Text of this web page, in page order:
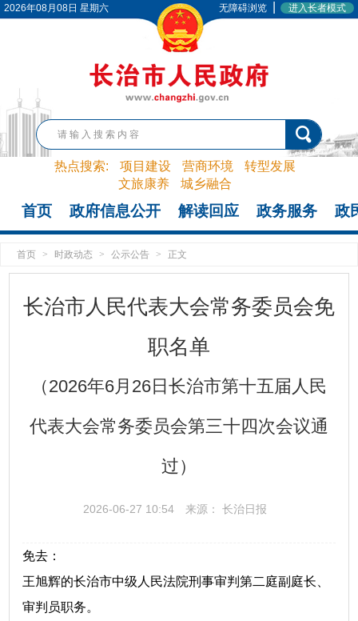
2026年08月08日 星期六 无障碍浏览 进入长者模式
热点搜索: 项目建设 营商环境
转型发展
文旅康养
城乡融合
首页 政府信息公开 解读回应 政务服务 政
首页 > 时政动态 > 公示公告 > 正文
长治市人民代表大会常务委员会免
职名单
（2026年6月26日长治市第十五届人民
代表大会常务委员会第三十四次会议通
过）
2026-06-27 10:54 来源： 长治日报
免去：
王旭辉的长治市中级人民法院刑事审判第二庭副庭长、
审判员职务。